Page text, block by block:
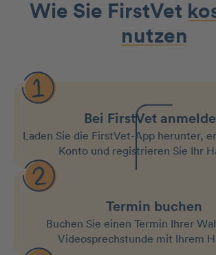
Wie Sie FirstVet
nutzen
Bei FirstVet
Laden Sie die FirstVet-App herunter,
Konto und registrieren Sie Ihr
Termin buchen
Buchen Sie einen Termin Ihrer
Videosprechstunde mit Ihrem